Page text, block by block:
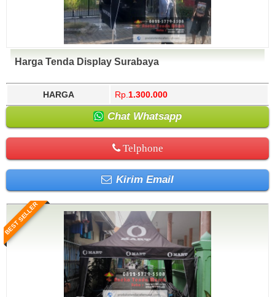
Harga Tenda Display Surabaya
HARGA Rp. 1.300.000
Chat Whatsapp
Telphone
Kirim Email
BEST SELLER